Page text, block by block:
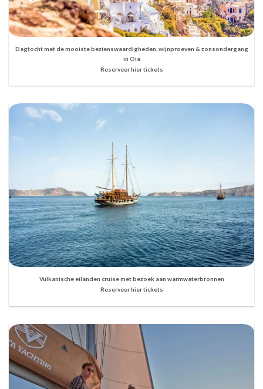
Dagtocht met de mooiste bezienswaardigheden, wijnproeven & zonsondergang
in Oia
Reserveer hier tickets
Vulkanische eilanden cruise met bezoek aan warmwaterbronnen
Reserveer hier tickets